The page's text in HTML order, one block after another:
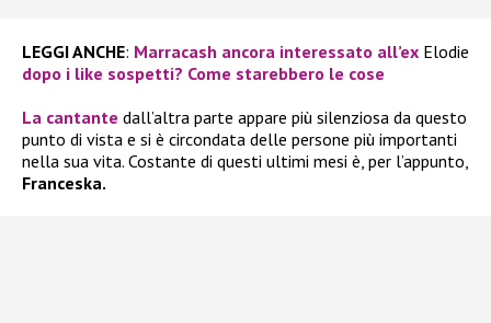
LEGGI ANCHE: Marracash ancora interessato all’ex Elodie
dopo i like sospetti? Come starebbero le cose
La cantante dall’altra parte appare più silenziosa da questo
punto di vista e si è circondata delle persone più importanti
nella sua vita. Costante di questi ultimi mesi è, per l’appunto,
Franceska.